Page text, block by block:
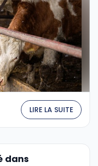
LIRE LA SUITE
dans